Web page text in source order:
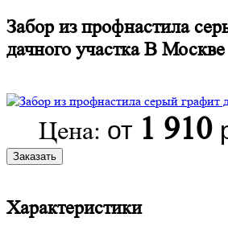
Забор из профнастила
дачного участка В Москве
Цена: от 1 910
Заказать
Характеристики